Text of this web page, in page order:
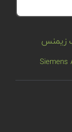
حریق آدرس پذیر 4 لوپ زیمنس
Siemens